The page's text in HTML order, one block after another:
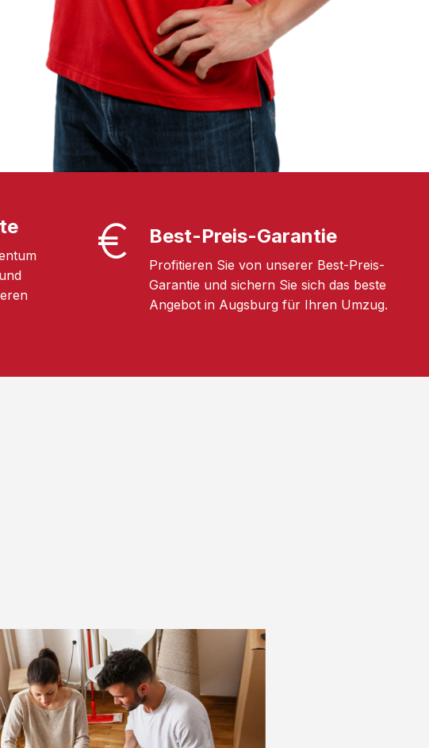
Best-Preis-Garantie
Profitieren Sie von unserer Best-Preis-
Garantie und sichern Sie sich das beste
Angebot in Augsburg für Ihren Umzug.